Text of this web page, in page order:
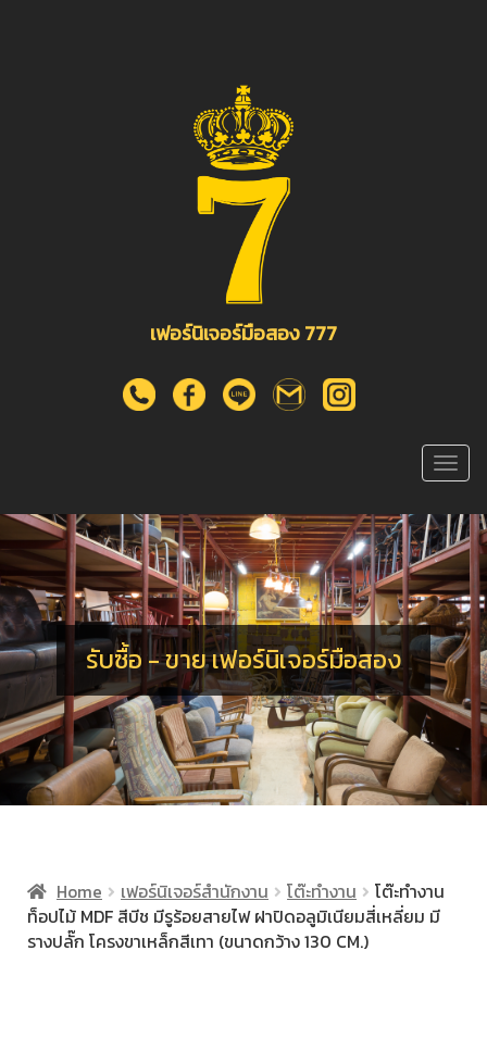
เฟอร์นิเจอร์มือสอง 777
ร
น
เ
จ
อ
ร
รับซื้อ - ขาย เฟอร์นิเจอร์มือสอง
Home เฟอร์นิเจอร์สำนักงาน โต๊ะทำงาน
โต๊ะทำงาน
ท็อปไม้ MDF สีบีช มีรูร้อยสายไฟ ฝาปิดอลูมิเนียมสี่เหลี่ยม มี
รางปลั๊ก โครงขาเหล็กสีเทา (ขนาดกว้าง 130 CM.)